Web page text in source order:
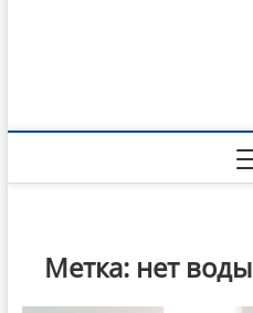
Метка: нет воды